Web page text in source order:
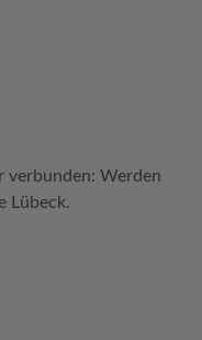
verbunden: Werden
Lübeck.